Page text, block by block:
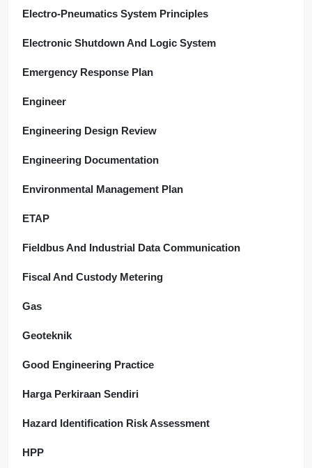
Electro-Pneumatics System Principles
Electronic Shutdown And Logic System
Emergency Response Plan
Engineer
Engineering Design Review
Engineering Documentation
Environmental Management Plan
ETAP
Fieldbus And Industrial Data Communication
Fiscal And Custody Metering
Gas
Geoteknik
Good Engineering Practice
Harga Perkiraan Sendiri
Hazard Identification Risk Assessment
HPP